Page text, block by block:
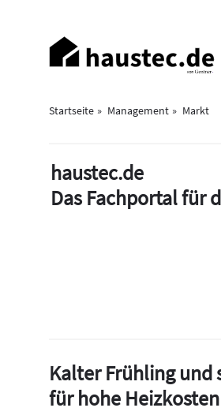
Haupt-
Navigation
Startseite Management
Markt
haustec.de
Das Fachportal für
Kalter Frühling und
für hohe Heizkosten